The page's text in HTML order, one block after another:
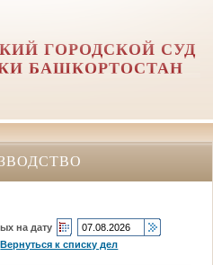
ГОРОДСКОЙ СУД
БАШКОРТОСТАН
на дату
Вернуться к списку дел